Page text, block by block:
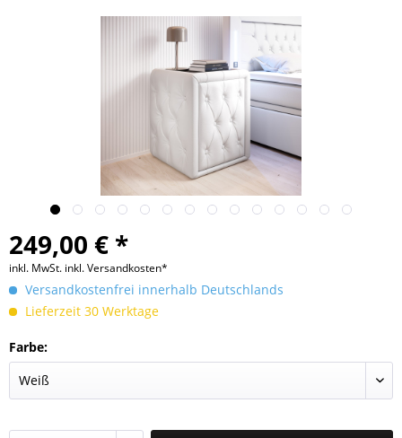
249,00 € *
inkl. MwSt. inkl. Versandkosten*
Versandkostenfrei innerhalb Deutschlands
Lieferzeit 30 Werktage
Farbe: